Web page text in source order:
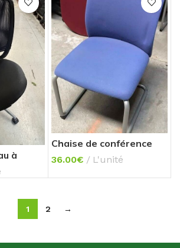
à
Chaise de conférence
36.00€ L'unité
1 2 →